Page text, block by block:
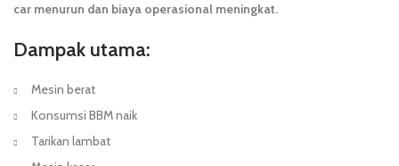
car menurun dan biaya operasional meningkat.
Dampak utama:
Mesin berat
Konsumsi BBM naik
Tarikan lambat